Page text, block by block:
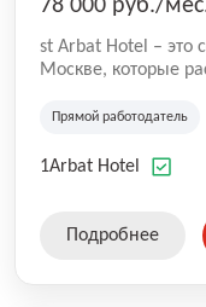
78 000 руб./
st Arbat Hotel – это
Москве, которые
Семеновская,
Академическая,
Прямой работодатель
1Arbat Hotel
Подробнее